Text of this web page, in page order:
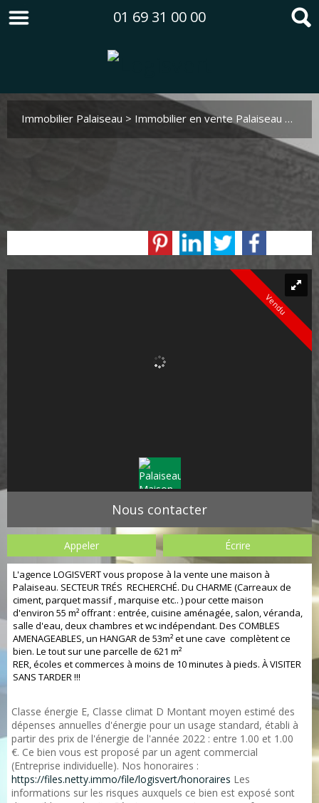
01 69 31 00 00
Immobilier Palaiseau > Immobilier en vente Palaiseau >
Vendu
Nous contacter
Appeler Écrire
L'agence LOGISVERT vous propose à la vente une maison à
Palaiseau. SECTEUR TRÉS RECHERCHÉ. Du CHARME (Carreaux de
ciment, parquet massif , marquise etc.. ) pour cette maison
d'environ 55 m² offrant : entrée, cuisine aménagée, salon, véranda,
salle d'eau, deux chambres et wc indépendant. Des COMBLES
AMENAGEABLES, un HANGAR de 53m² et une cave complètent ce
bien. Le tout sur une parcelle de 621 m²
RER, écoles et commerces à moins de 10 minutes à pieds. À VISITER
SANS TARDER !!!
Classe énergie E, Classe climat D Montant moyen estimé des
dépenses annuelles d'énergie pour un usage standard, établi à
partir des prix de l'énergie de l'année 2022 : entre 1.00 et 1.00
€. Ce bien vous est proposé par un agent commercial
(Entreprise individuelle). Nos honoraires :
https://files.netty.immo/file/logisvert/honoraires Les
informations sur les risques auxquels ce bien est exposé sont